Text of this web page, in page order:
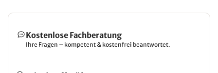
Kostenlose Fachberatung
Ihre Fragen – kompetent & kostenfrei beantwortet.